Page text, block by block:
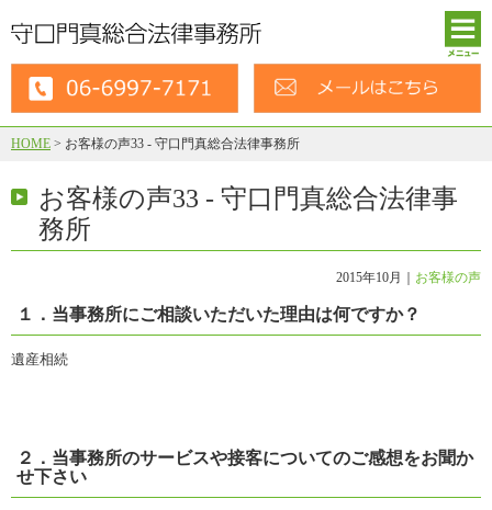
HOME > お客様の声33 - 守口門真総合法律事務所
お客様の声33 - 守口門真総合法律事
務所
2015年10月｜ お客様の声
１．当事務所にご相談いただいた理由は何ですか？
遺産相続
２．当事務所のサービスや接客についてのご感想をお聞か
せ下さい